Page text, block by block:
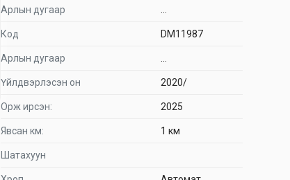
Арлын дугаар
Код DM11987
Арлын дугаар
Үйлдвэрлэсэн он 2020/
Орж ирсэн: 2025
Явсан км: 1 км
Шатахуун